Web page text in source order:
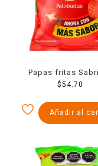
Papas fritas
adobadas 160 g
$54.70
Añadir al